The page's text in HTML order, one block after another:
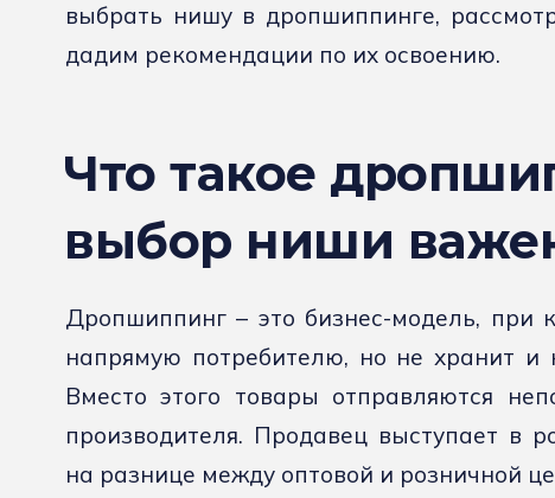
выбрать нишу в дропшиппинге,
дадим рекомендации по их освоению.
Что такое
выбор ниши
Дропшиппинг – это бизнес-модель, при
напрямую потребителю, но не хранит и
Вместо этого товары отправляются
производителя. Продавец выступает в
на разнице между оптовой и розничной